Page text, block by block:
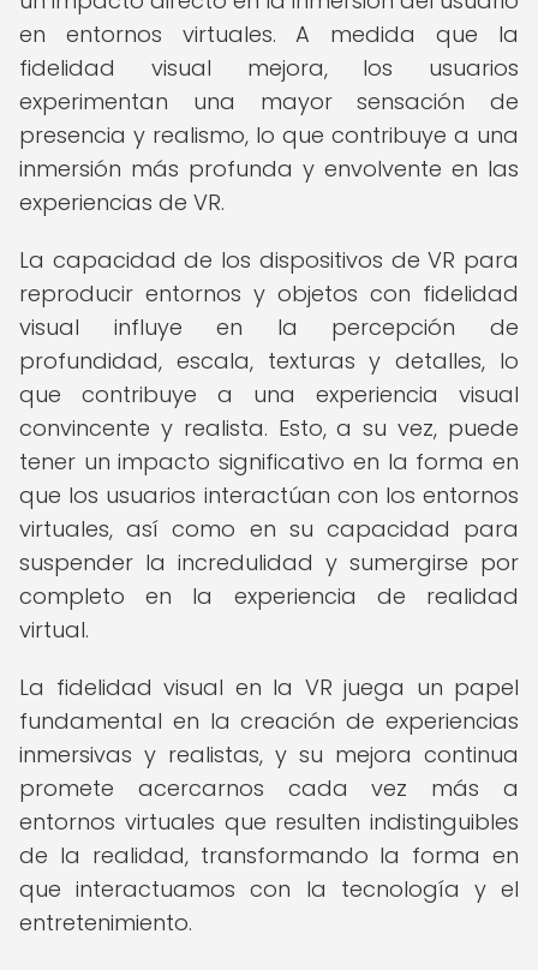
en entornos virtuales. A medida que la
fidelidad visual mejora, los usuarios
experimentan una mayor sensación de
presencia y realismo, lo que contribuye a una
inmersión más profunda y envolvente en las
experiencias de VR.
La capacidad de los dispositivos de VR para
reproducir entornos y objetos con fidelidad
visual influye en la percepción de
profundidad, escala, texturas y detalles, lo
que contribuye a una experiencia visual
convincente y realista. Esto, a su vez, puede
tener un impacto significativo en la forma en
que los usuarios interactúan con los entornos
virtuales, así como en su capacidad para
suspender la incredulidad y sumergirse por
completo en la experiencia de realidad
virtual.
La fidelidad visual en la VR juega un papel
fundamental en la creación de experiencias
inmersivas y realistas, y su mejora continua
promete acercarnos cada vez más a
entornos virtuales que resulten indistinguibles
de la realidad, transformando la forma en
que interactuamos con la tecnología y el
entretenimiento.